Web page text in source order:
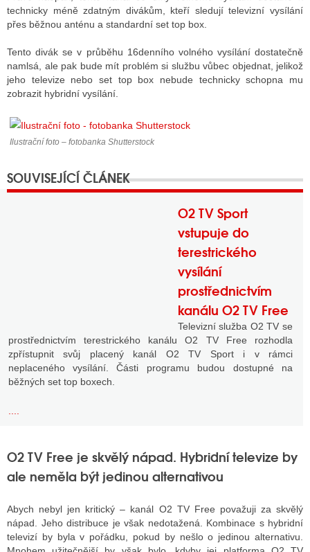
technicky méně zdatným divákům, kteří sledují televizní vysílání
přes běžnou anténu a standardní set top box.
Tento divák se v průběhu 16denního volného vysílání dostatečně
namlsá, ale pak bude mít problém si službu vůbec objednat, jelikož
jeho televize nebo set top box nebude technicky schopna mu
zobrazit hybridní vysílání.
Ilustrační foto – fotobanka Shutterstock
O2 TV Sport
vstupuje do
terestrického
vysílání
prostřednictvím
kanálu O2 TV Free
Televizní služba O2 TV se
prostřednictvím terestrického kanálu O2 TV Free rozhodla
zpřístupnit svůj placený kanál O2 TV Sport i v rámci
neplaceného vysílání. Části programu budou dostupné na
běžných set top boxech.
O2 TV Free je skvělý nápad. Hybridní televize by
ale neměla být jedinou alternativou
Abych nebyl jen kritický – kanál O2 TV Free považuji za skvělý
nápad. Jeho distribuce je však nedotažená. Kombinace s hybridní
televizí by byla v pořádku, pokud by nešlo o jedinou alternativu.